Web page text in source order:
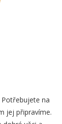
na
jej připravíme.